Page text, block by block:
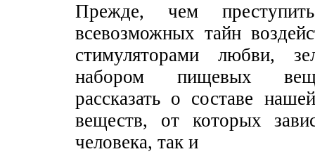
Прежде, чем
всевозможных тайн
стимуляторами любви,
набором пищевых
рассказать о составе
веществ, от которых
человека, так и